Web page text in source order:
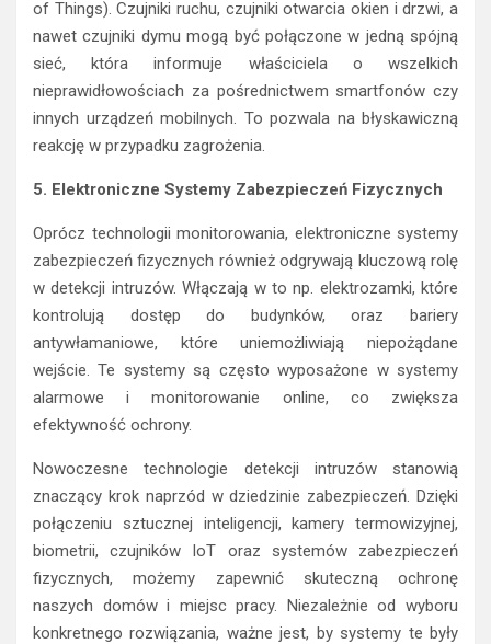
of Things). Czujniki ruchu, czujniki otwarcia okien i drzwi, a
nawet czujniki dymu mogą być połączone w jedną spójną
sieć, która informuje właściciela o wszelkich
nieprawidłowościach za pośrednictwem smartfonów czy
innych urządzeń mobilnych. To pozwala na błyskawiczną
reakcję w przypadku zagrożenia.
5. Elektroniczne Systemy Zabezpieczeń Fizycznych
Oprócz technologii monitorowania, elektroniczne systemy
zabezpieczeń fizycznych również odgrywają kluczową rolę
w detekcji intruzów. Włączają w to np. elektrozamki, które
kontrolują dostęp do budynków, oraz bariery
antywłamaniowe, które uniemożliwiają niepożądane
wejście. Te systemy są często wyposażone w systemy
alarmowe i monitorowanie online, co zwiększa
efektywność ochrony.
Nowoczesne technologie detekcji intruzów stanowią
znaczący krok naprzód w dziedzinie zabezpieczeń. Dzięki
połączeniu sztucznej inteligencji, kamery termowizyjnej,
biometrii, czujników IoT oraz systemów zabezpieczeń
fizycznych, możemy zapewnić skuteczną ochronę
naszych domów i miejsc pracy. Niezależnie od wyboru
konkretnego rozwiązania, ważne jest, by systemy te były